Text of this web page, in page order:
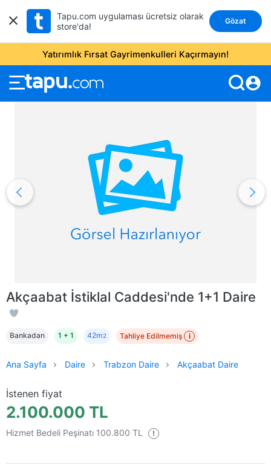
Tapu.com uygulaması ücretsiz olarak
store'da!
Gözat
Yatırımlık Fırsat Gayrimenkulleri Kaçırmayın!
account_circle
Akçaabat İstiklal Caddesi'nde 1+1 Daire
Bankadan 1 + 1 42m2 Tahliye Edilmemiş i
Ana Sayfa Daire Trabzon Daire Akçaabat Daire
İstenen fiyat
2.100.000 TL
Hizmet Bedeli Peşinatı 100.800 TL !